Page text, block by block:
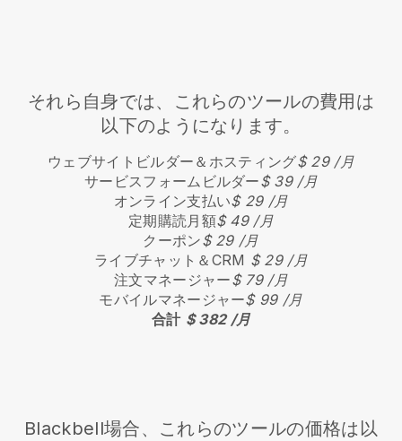
それら自身では、これらのツールの費用は
以下のようになります。
ウェブサイトビルダー＆ホスティング$ 29 /月
サービスフォームビルダー$ 39 /月
オンライン支払い$ 29 /月
定期購読月額$ 49 /月
クーポン$ 29 /月
ライブチャット＆CRM $ 29 /月
注文マネージャー$ 79 /月
モバイルマネージャー$ 99 /月
合計 $ 382 /月
Blackbell場合、これらのツールの価格は以